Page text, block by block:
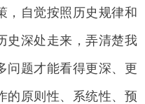
，自觉按照历史规律和
史深处走来，弄清楚我
问题才能看得更深、更
的原则性、系统性、预